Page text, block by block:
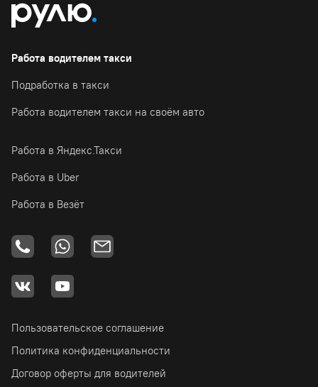
Работа водителем такси
Подработка в такси
Работа водителем такси на своём авто
Работа в Яндекс.Такси
Работа в Uber
Работа в Везёт
Пользовательское соглашение
Политика конфиденциальности
Договор оферты для водителей